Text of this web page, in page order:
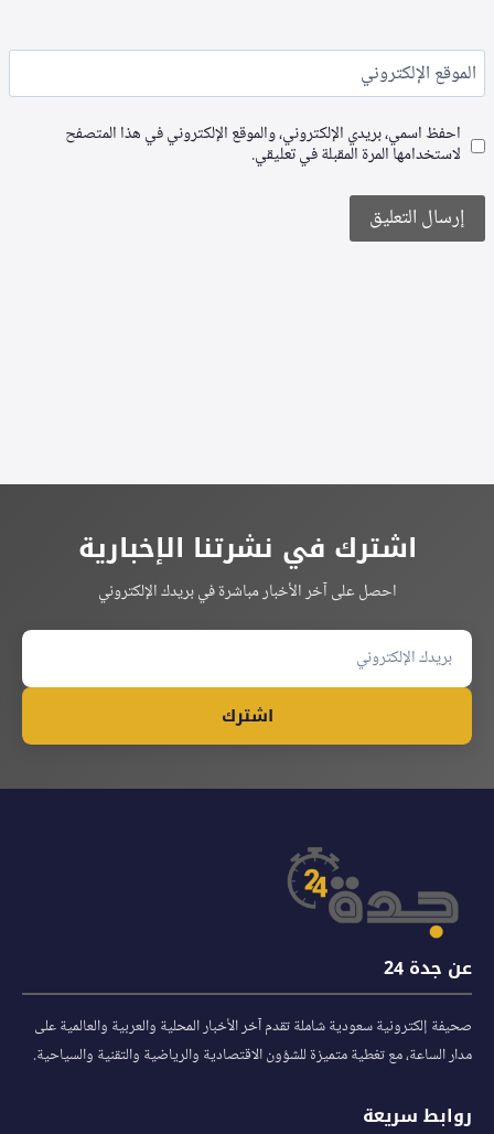
الموقع الإلكتروني
احفظ اسمي، بريدي الإلكتروني، والموقع الإلكتروني في هذا المتصفح
لاستخدامها المرة المقبلة في تعليقي.
اشترك في نشرتنا الإخبارية
احصل على آخر الأخبار مباشرة في بريدك الإلكتروني
اشترك
عن جدة 24
صحيفة إلكترونية سعودية شاملة تقدم آخر الأخبار المحلية والعربية والعالمية على
مدار الساعة، مع تغطية متميزة للشؤون الاقتصادية والرياضية والتقنية والسياحية.
روابط سريعة